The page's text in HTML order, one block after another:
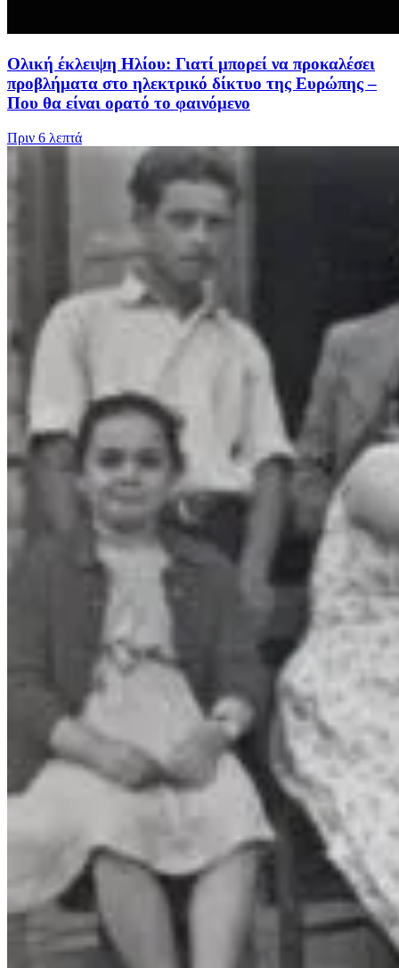
Ολική έκλειψη Ηλίου: Γιατί μπορεί να προκαλέσει
προβλήματα στο ηλεκτρικό δίκτυο της Ευρώπης –
Που θα είναι ορατό το φαινόμενο
Πριν 6 λεπτά